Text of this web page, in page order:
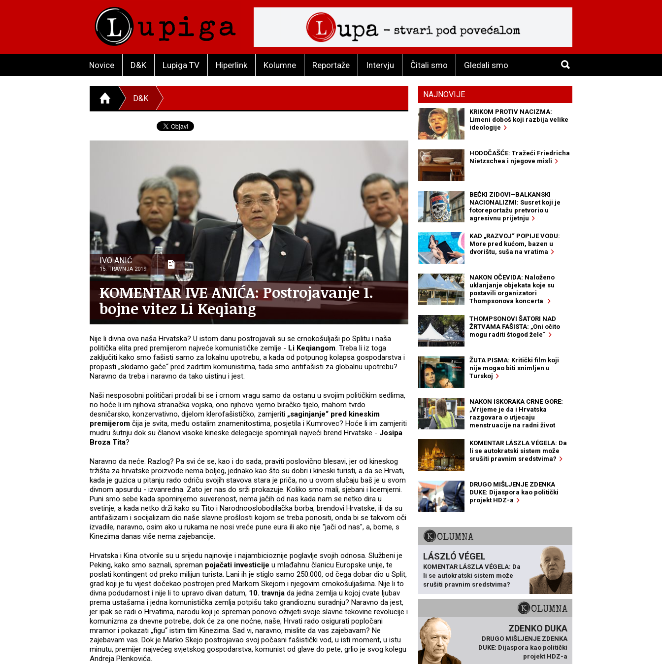
Novice D&K Lupiga TV Hiperlink Kolumne Reportaže Intervju Čitali smo Gledali smo
D&K
IVO ANIĆ
15. TRAVNJA 2019.
KOMENTAR IVE ANIĆA: Postrojavanje 1.
bojne vitez Li Keqiang
Nije li divna ova naša Hrvatska? U istom danu postrojavali su se crnokošuljaši po Splitu i naša
politička elita pred premijerom najveće komunističke zemlje - Li Keqiangom. Treba li iz toga
zaključiti kako smo fašisti samo za lokalnu upotrebu, a kada od potpunog kolapsa gospodarstva i
propasti „skidamo gaće“ pred zadrtim komunistima, tada smo antifašisti za globalnu upotrebu?
Naravno da treba i naravno da tako uistinu i jest.
Naši nesposobni političari prodali bi se i crnom vragu samo da ostanu u svojim političkim sedlima,
no hoće li im njihova stranačka vojska, ono njihovo vjerno biračko tijelo, mahom tvrdo
desničarsko, konzervativno, dijelom klerofašističko, zamjeriti „saginjanje“ pred kineskim
premijerom čija je svita, među ostalim znamenitostima, posjetila i Kumrovec? Hoće li im zamjeriti
mudru šutnju dok su članovi visoke kineske delegacije spominjali najveći brend Hrvatske - Josipa
Broza Tita?
Naravno da neće. Razlog? Pa svi će se, kao i do sada, praviti poslovično blesavi, jer od kineskog
tržišta za hrvatske proizvode nema boljeg, jednako kao što su dobri i kineski turisti, a da se Hrvati,
kada je guzica u pitanju rado odriču svojih stavova stara je priča, no u ovom slučaju baš je u svom
divnom apsurdu - izvanredna. Zato jer nas do srži prokazuje. Koliko smo mali, sjebani i licemjerni.
Puni smo sebe kada spominjemo suverenost, nema jačih od nas kada nam se netko dira u
svetinje, a kada netko drži kako su Tito i Narodnooslobodilačka borba, brendovi Hrvatske, ili da su
antifašizam i socijalizam dio naše slavne prošlosti kojom se treba ponositi, onda bi se takvom oči
izvadile, naravno, osim ako u rukama ne nosi vreće pune eura ili ako nije "jači od nas", a, bome, s
Kinezima danas više nema zajebancije.
Hrvatska i Kina otvorile su u srijedu najnovije i najambicioznije poglavlje svojih odnosa. Službeni je
Peking, kako smo saznali, spreman pojačati investicije u mlađahnu članicu Europske unije, te
poslati kontingent od preko milijun turista. Lani ih je stiglo samo 250.000, od čega dobar dio u Split,
grad koji je tu vijest dočekao postrojen pred Markom Skejom i njegovim crnokošuljašima. Nije li to
divna podudarnost i nije li to upravo divan datum, 10. travnja da jedna zemlja u kojoj cvate ljubav
prema ustašama i jedna komunistička zemlja potpišu tako grandioznu suradnju? Naravno da jest,
jer ipak se radi o Hrvatima, narodu koji je spreman ponovo oživjeti svoje slavne tekovine revolucije i
komunizma za dnevne potrebe, dok će za one noćne, naše, Hrvati rado osigurati popločani
mramor i pokazati „figu“ istim tim Kinezima. Sad vi, naravno, mislite da vas zajebavam? Ne
zajebavam vas. Dok je Marko Skejo postrojavao svoj počasni fašistički vod, u isti moment, u istu
minutu, premijer najvećeg svjetskog gospodarstva, komunist od glave do pete, grlio je svog kolegu
Andreja Plenkovića.
NAJNOVIJE
KRIKOM PROTIV NACIZMA:
Limeni doboš koji razbija velike
ideologije
HODOČAŠĆE: Tražeći Friedricha
Nietzschea i njegove misli
BEČKI ZIDOVI–BALKANSKI
NACIONALIZMI: Susret koji je
fotoreportažu pretvorio u
agresivnu prijetnju
KAD „RAZVOJ“ POPIJE VODU:
More pred kućom, bazen u
dvorištu, suša na vratima
NAKON OČEVIDA: Naloženo
uklanjanje objekata koje su
postavili organizatori
Thompsonova koncerta
THOMPSONOVI ŠATORI NAD
ŽRTVAMA FAŠISTA: „Oni očito
mogu raditi štogod žele“
ŽUTA PISMA: Kritički film koji
nije mogao biti snimljen u
Turskoj
NAKON ISKORAKA CRNE GORE:
„Vrijeme je da i Hrvatska
razgovara o utjecaju
menstruacije na radni život
KOMENTAR LÁSZLA VÉGELA: Da
li se autokratski sistem može
srušiti pravnim sredstvima?
DRUGO MIŠLJENJE ZDENKA
DUKE: Dijaspora kao politički
projekt HDZ-a
KOLUMNA
LÁSZLÓ VÉGEL
KOMENTAR LÁSZLA VÉGELA: Da
li se autokratski sistem može
srušiti pravnim sredstvima?
KOLUMNA
ZDENKO DUKA
DRUGO MIŠLJENJE ZDENKA
DUKE: Dijaspora kao politički
projekt HDZ-a